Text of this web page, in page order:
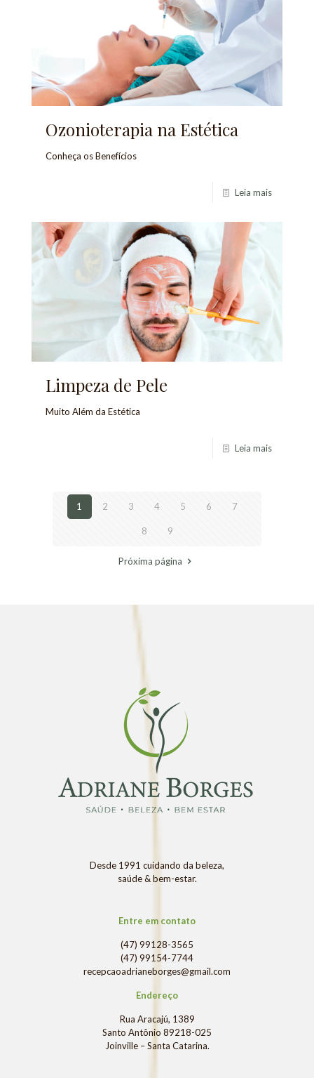
Ozonioterapia na Estética
Conheça os Benefícios
Leia mais
Limpeza de Pele
Muito Além da Estética
Leia mais
1 2 3 4 5 6 7
8 9
Próxima página
Desde 1991 cuidando da beleza,
saúde & bem-estar.
Entre em contato
(47) 99128-3565
(47) 99154-7744
recepcaoadrianeborges@gmail.com
Endereço
Rua Aracajú, 1389
Santo Antônio 89218-025
Joinville – Santa Catarina.